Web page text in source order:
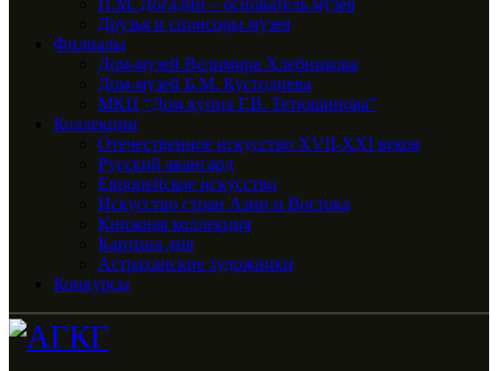
Друзья и спонсоры музея
Филиалы
Дом-музей Велимира Хлебникова
Дом-музей Б.М. Кустодиева
МКЦ “Дом купца Г.В. Тетюшинова”
Коллекции
Отечественное искусство XVII-XXI веков
Русский авангард
Европейское искусство
Искусство стран Азии и Востока
Книжная коллекция
Картина дня
Астраханские художники
Конкурсы